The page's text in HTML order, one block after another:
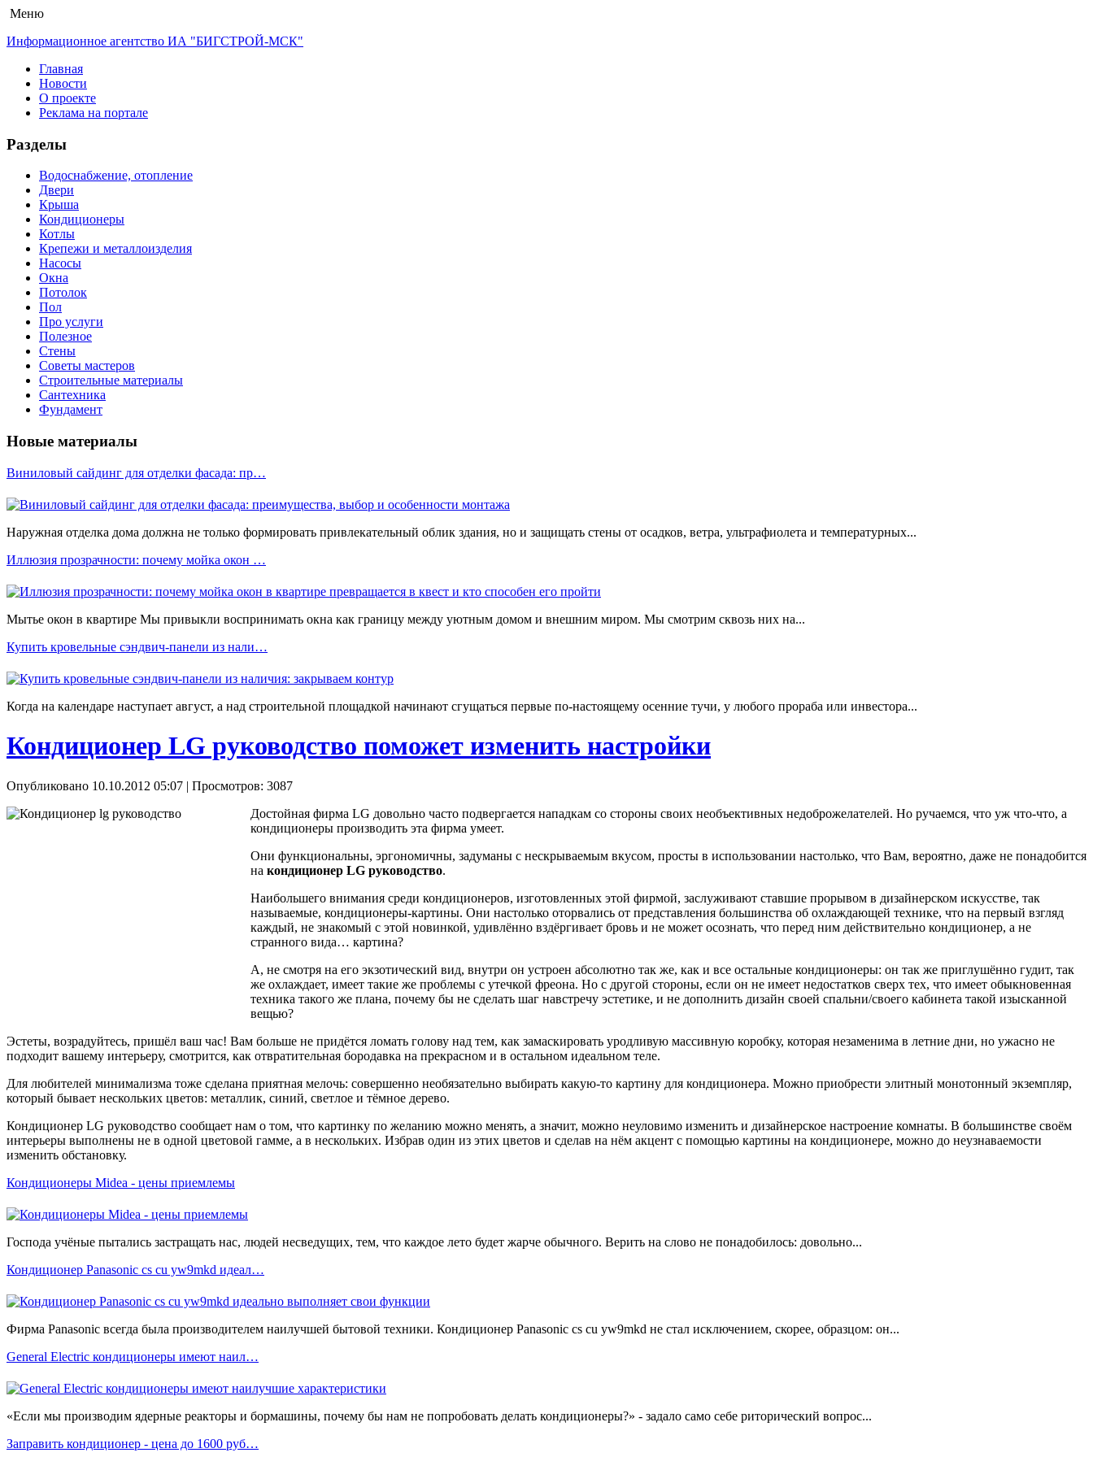
Меню
Информационное агентство ИА "БИГСТРОЙ-МСК"
Главная
Новости
О проекте
Реклама на портале
Разделы
Водоснабжение, отопление
Двери
Крыша
Кондиционеры
Котлы
Крепежи и металлоизделия
Насосы
Окна
Потолок
Пол
Про услуги
Полезное
Стены
Советы мастеров
Строительные материалы
Сантехника
Фундамент
Новые материалы
Виниловый сайдинг для отделки фасада: пр…
Наружная отделка дома должна не только формировать привлекательный облик здания, но и защищать стены от осадков, ветра, ультрафиолета и температурных...
Иллюзия прозрачности: почему мойка окон …
Мытье окон в квартире Мы привыкли воспринимать окна как границу между уютным домом и внешним миром. Мы смотрим сквозь них на...
Купить кровельные сэндвич-панели из нали…
Когда на календаре наступает август, а над строительной площадкой начинают сгущаться первые по-настоящему осенние тучи, у любого прораба или инвестора...
Кондиционер LG руководство поможет изменить настройки
Опубликовано 10.10.2012 05:07 | Просмотров: 3087
Достойная фирма LG довольно часто подвергается нападкам со стороны своих необъективных недоброжелателей. Но ручаемся, что уж что-что, а
кондиционеры производить эта фирма умеет.
Они функциональны, эргономичны, задуманы с нескрываемым вкусом, просты в использовании настолько, что Вам, вероятно, даже не понадобится
на кондиционер LG руководство.
Наибольшего внимания среди кондиционеров, изготовленных этой фирмой, заслуживают ставшие прорывом в дизайнерском искусстве, так
называемые, кондиционеры-картины. Они настолько оторвались от представления большинства об охлаждающей технике, что на первый взгляд
каждый, не знакомый с этой новинкой, удивлённо вздёргивает бровь и не может осознать, что перед ним действительно кондиционер, а не
странного вида… картина?
А, не смотря на его экзотический вид, внутри он устроен абсолютно так же, как и все остальные кондиционеры: он так же приглушённо гудит, так
же охлаждает, имеет такие же проблемы с утечкой фреона. Но с другой стороны, если он не имеет недостатков сверх тех, что имеет обыкновенная
техника такого же плана, почему бы не сделать шаг навстречу эстетике, и не дополнить дизайн своей спальни/своего кабинета такой изысканной
вещью?
Эстеты, возрадуйтесь, пришёл ваш час! Вам больше не придётся ломать голову над тем, как замаскировать уродливую массивную коробку, которая незаменима в летние дни, но ужасно не
подходит вашему интерьеру, смотрится, как отвратительная бородавка на прекрасном и в остальном идеальном теле.
Для любителей минимализма тоже сделана приятная мелочь: совершенно необязательно выбирать какую-то картину для кондиционера. Можно приобрести элитный монотонный экземпляр,
который бывает нескольких цветов: металлик, синий, светлое и тёмное дерево.
Кондиционер LG руководство сообщает нам о том, что картинку по желанию можно менять, а значит, можно неуловимо изменить и дизайнерское настроение комнаты. В большинстве своём
интерьеры выполнены не в одной цветовой гамме, а в нескольких. Избрав один из этих цветов и сделав на нём акцент с помощью картины на кондиционере, можно до неузнаваемости
изменить обстановку.
Кондиционеры Midea - цены приемлемы
Господа учёные пытались застращать нас, людей несведущих, тем, что каждое лето будет жарче обычного. Верить на слово не понадобилось: довольно...
Кондиционер Рanasonic cs cu yw9mkd идеал…
Фирма Panasonic всегда была производителем наилучшей бытовой техники. Кондиционер Рanasonic cs cu yw9mkd не стал исключением, скорее, образцом: он...
General Еlectric кондиционеры имеют наил…
«Если мы производим ядерные реакторы и бормашины, почему бы нам не попробовать делать кондиционеры?» - задало само себе риторический вопрос...
Заправить кондиционер - цена до 1600 руб…